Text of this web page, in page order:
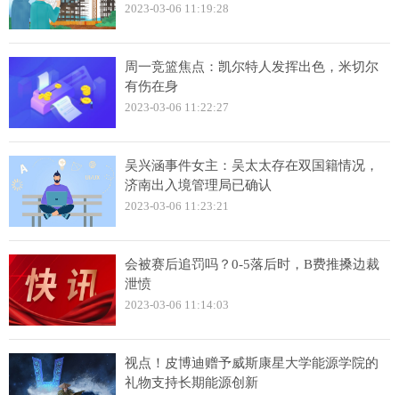
2023-03-06 11:19:28
周一竞篮焦点：凯尔特人发挥出色，米切尔
有伤在身
2023-03-06 11:22:27
吴兴涵事件女主：吴太太存在双国籍情况，
济南出入境管理局已确认
2023-03-06 11:23:21
会被赛后追罚吗？0-5落后时，B费推搡边裁
泄愤
2023-03-06 11:14:03
视点！皮博迪赠予威斯康星大学能源学院的
礼物支持长期能源创新